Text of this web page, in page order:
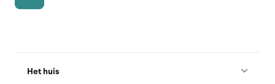
Het huis